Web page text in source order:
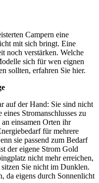
Campern eine
mit sich bringt. Eine
noch verstärken. Welche
sich für wen eignen
sollten, erfahren Sie hier.
auf der Hand: Sie sind nicht
Stromanschlusses zu
einsamen Orten ihr
für mehrere
sie passend zum Bedarf
der eigene Strom Gold
nicht mehr erreichen,
sitzen Sie nicht im Dunklen.
da eigens durch Sonnenlicht